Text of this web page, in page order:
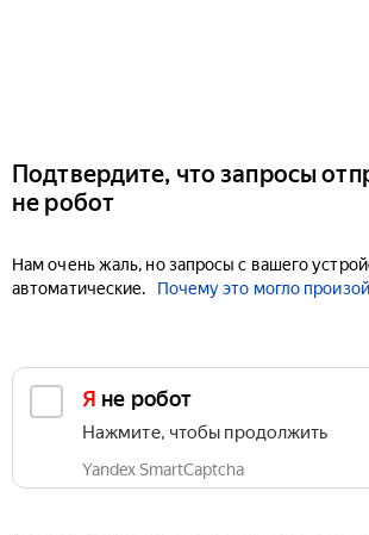
Подтвердите, что запросы
не робот
Нам очень жаль, но запросы с вашего
автоматические.
Почему это могло
Я не робот
Нажмите, чтобы продолжить
Yandex SmartCaptcha